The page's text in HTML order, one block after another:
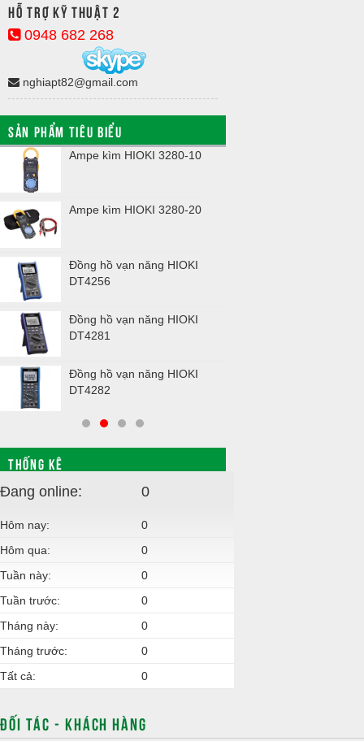
Hỗ trợ kỹ thuật 2
0948 682 268
nghiapt82@gmail.com
SẢN PHẨM TIÊU BIỂU
Ampe kìm HIOKI 3280-10
Ampe kìm HIOKI 3280-20
Đồng hồ vạn năng HIOKI
DT4256
Đồng hồ vạn năng HIOKI
DT4281
Đồng hồ vạn năng HIOKI
DT4282
THỐNG KÊ
Đang online: 0
Hôm nay:
0
Hôm qua:
0
Tuần này:
0
Tuần trước:
0
Tháng này:
0
Tháng trước:
0
Tất cả:
0
ĐỐI TÁC - KHÁCH HÀNG